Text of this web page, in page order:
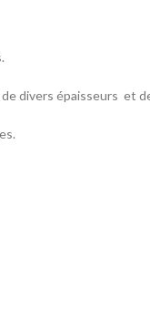
divers épaisseurs et